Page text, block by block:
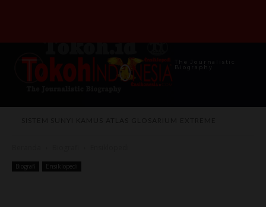
The Journalistic
Biography
Biografi Ensiklopedi